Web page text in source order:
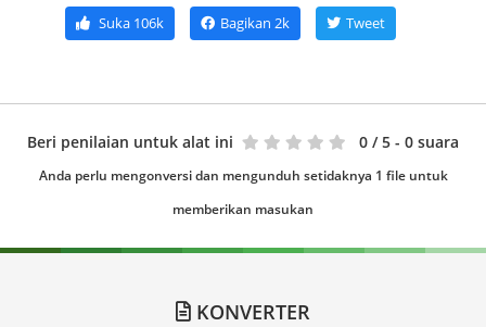
Suka106k Bagikan 2k Tweet
Beri penilaian untuk alat ini 0 / 5 - 0 suara
Anda perlu mengonversi dan mengunduh setidaknya 1 file untuk
memberikan masukan
KONVERTER